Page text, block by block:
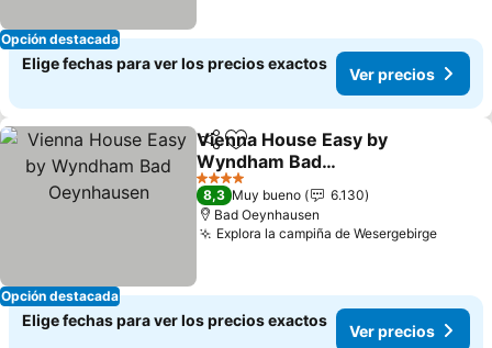
Opción destacada
Elige fechas para ver los precios exactos
Ver precios
Opción destacada
CompartirAgregar a favoritos
Vienna House Easy by
Wyndham Bad
Oeynhausen
4 Estrellas
8,3 Muy bueno
6.130
Bad Oeynhausen
Explora la campiña de Wesergebirge
Elige fechas para ver los precios exactos
Ver precios